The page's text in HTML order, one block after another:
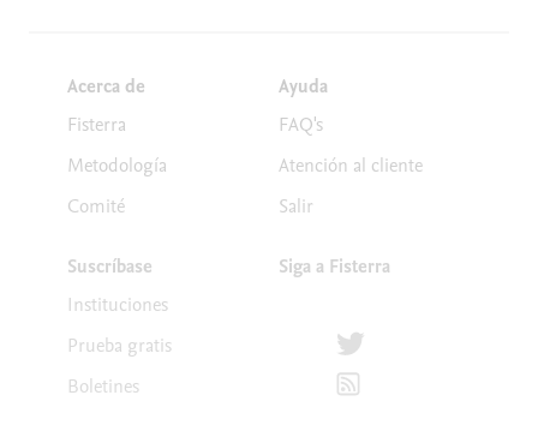
Acerca de
Fisterra
Metodología
Comité
Suscríbase
Instituciones
Prueba gratis
Boletines
Ayuda
FAQ's
Atención al cliente
Salir
Siga a Fisterra
Síguenos en Twitter
Suscríbete para recibir